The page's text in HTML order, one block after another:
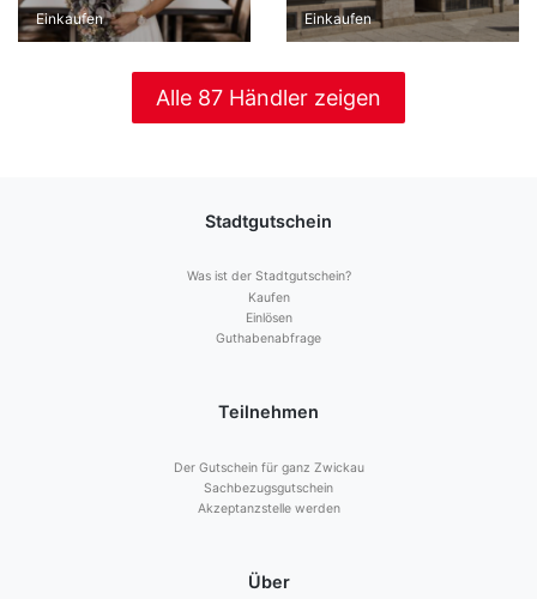
Einkaufen Einkaufen
Alle 87 Händler zeigen
Stadtgutschein
Was ist der Stadtgutschein?
Kaufen
Einlösen
Guthabenabfrage
Teilnehmen
Der Gutschein für ganz Zwickau
Sachbezugsgutschein
Akzeptanzstelle werden
Über